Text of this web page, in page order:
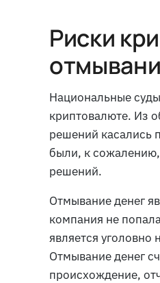
Риски
Национальные
криптовалюте. Из
решений касались
были, к сожалению,
решений.
Отмывание денег
компания не
является
Отмывание денег
происхождение,